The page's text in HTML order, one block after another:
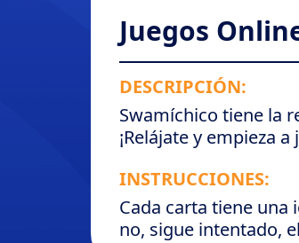
Juegos
DESCRIPCIÓN:
Swamíchico tiene la
¡Relájate y empieza a
INSTRUCCIONES:
Cada carta tiene una
no, sigue intentado,